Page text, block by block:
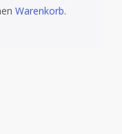
Warenkorb.